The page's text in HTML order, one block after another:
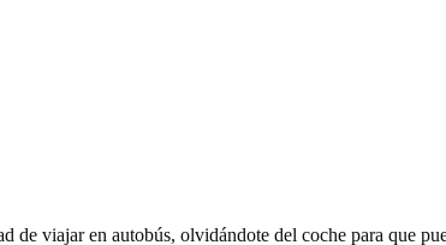
viajar en autobús, olvidándote del coche para que